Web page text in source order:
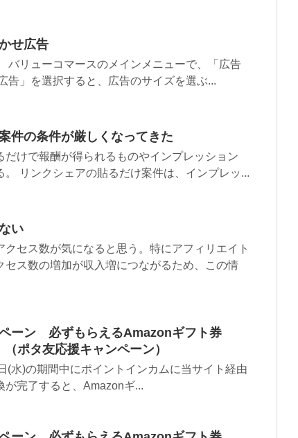
せ広告
バリューコマースのメインメニューで、「広告
」を選択すると、広告のサイズを選ぶ...
件の条件が厳しくなってきた
だけで報酬が得られるものやインプレッション
リンクシェアの貼るだけ案件は、インプレッ...
い
セス数が気になると思う。特にアフィリエイト
セス数の増加が収入増につながるため、この情
ーン 必ずもらえるAmazonギフト券
ポタ友応援キャンペーン）
(水)の期間中にポイントインカムに当サイト経由
が完了すると、Amazonギ...